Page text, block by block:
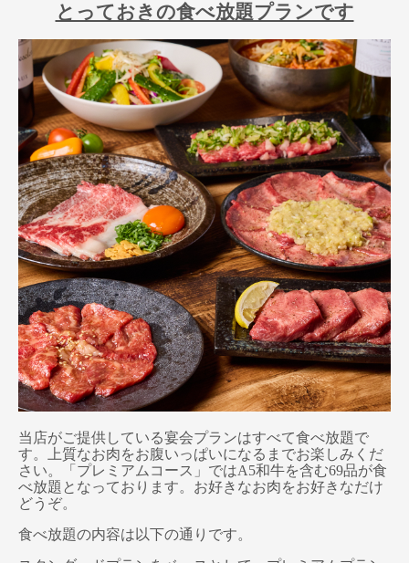
とっておきの食べ放題プランです
当店がご提供している宴会プランはすべて食べ放題で
す。上質なお肉をお腹いっぱいになるまでお楽しみくだ
さい。「プレミアムコース」ではA5和牛を含む69品が食
べ放題となっております。お好きなお肉をお好きなだけ
どうぞ。
食べ放題の内容は以下の通りです。